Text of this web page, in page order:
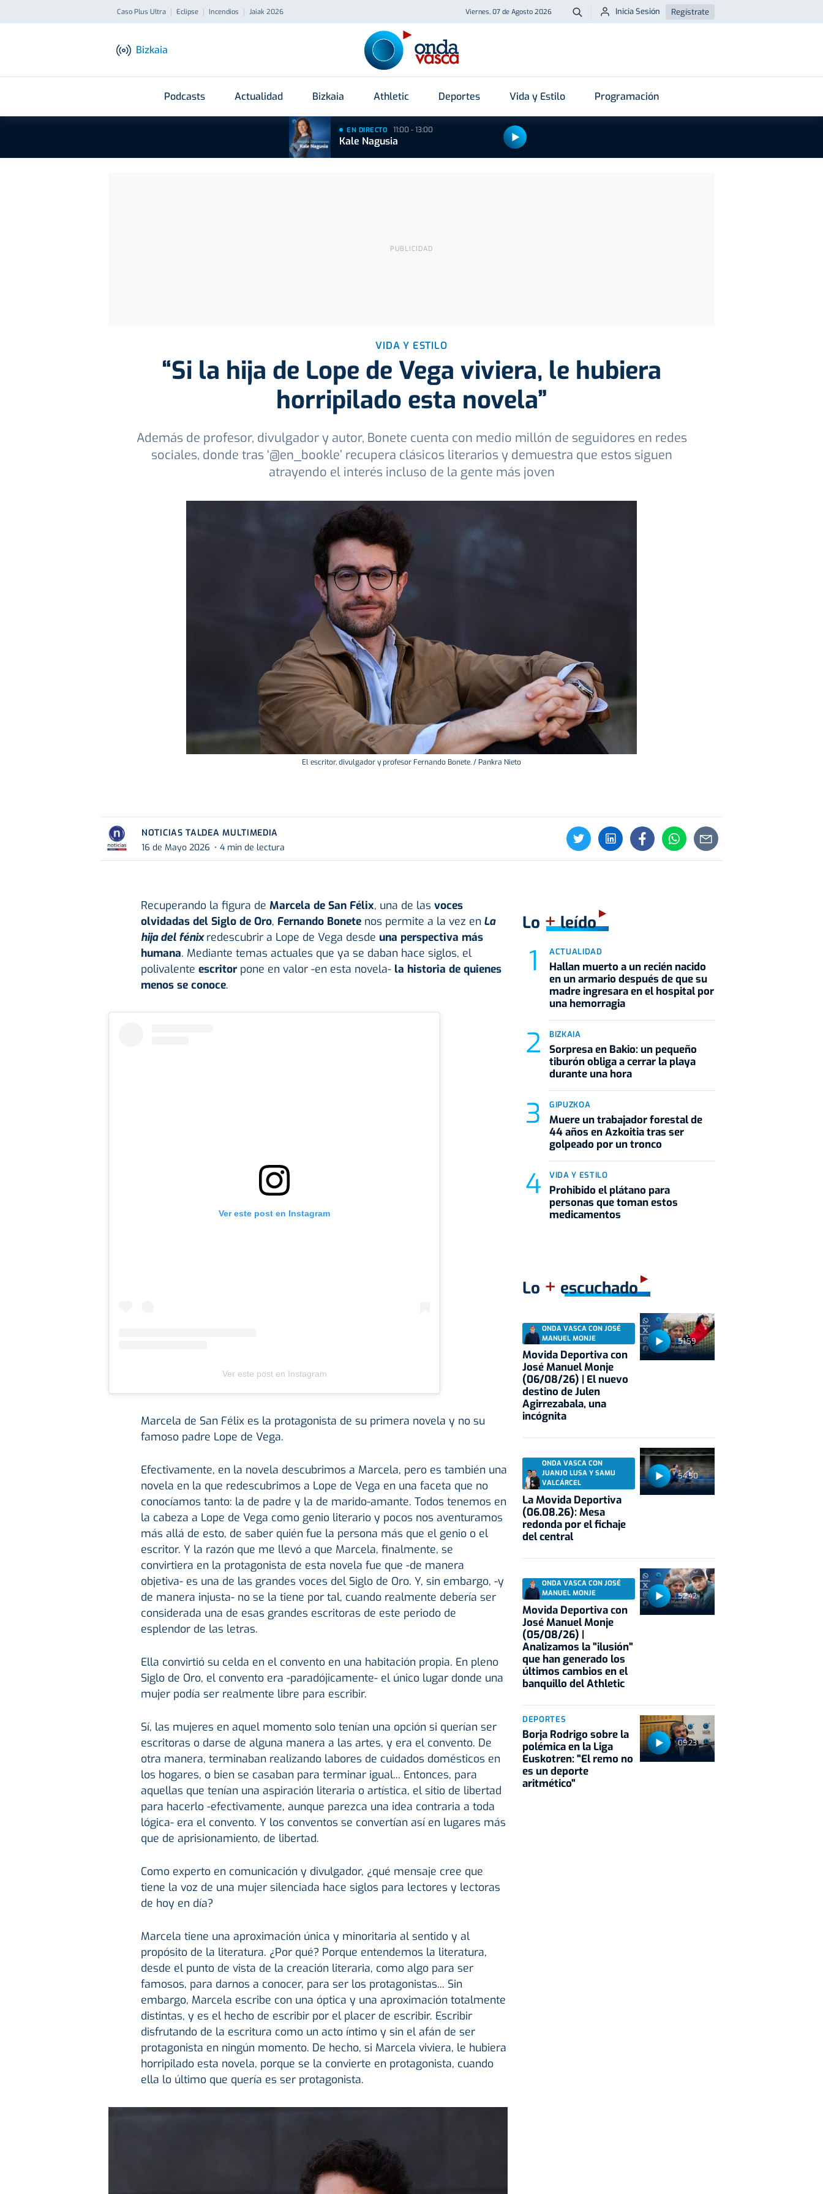
Caso Plus Ultra Eclipse Incendios Jaiak 2026 Viernes, 07 de Agosto 2026 Buscar
Inicia Sesión Regístrate
Bizkaia
Podcasts Actualidad Bizkaia Athletic Deportes Vida y Estilo Programación
EN DIRECTO 11:00 - 13:00
Kale Nagusia
VIDA Y ESTILO
“Si la hija de Lope de Vega viviera, le hubiera
horripilado esta novela”
Además de profesor, divulgador y autor, Bonete cuenta con medio millón de seguidores en redes
sociales, donde tras ‘@en_bookle’ recupera clásicos literarios y demuestra que estos siguen
atrayendo el interés incluso de la gente más joven
El escritor, divulgador y profesor Fernando Bonete. / Pankra Nieto
NOTICIAS TALDEA MULTIMEDIA
16 de Mayo 2026
4 min de lectura
Recuperando la figura de Marcela de San Félix, una de las voces
olvidadas del Siglo de Oro, Fernando Bonete nos permite a la vez en La
hija del fénixredescubrir a Lope de Vega desde una perspectiva más
humana. Mediante temas actuales que ya se daban hace siglos, el
polivalente escritor pone en valor -en esta novela- la historia de quienes
menos se conoce.
Ver este post en Instagram
Ver este post en Instagram
Marcela de San Félix es la protagonista de su primera novela y no su
famoso padre Lope de Vega.
Efectivamente, en la novela descubrimos a Marcela, pero es también una
novela en la que redescubrimos a Lope de Vega en una faceta que no
conocíamos tanto: la de padre y la de marido-amante. Todos tenemos en
la cabeza a Lope de Vega como genio literario y pocos nos aventuramos
más allá de esto, de saber quién fue la persona más que el genio o el
escritor. Y la razón que me llevó a que Marcela, finalmente, se
convirtiera en la protagonista de esta novela fue que -de manera
objetiva- es una de las grandes voces del Siglo de Oro. Y, sin embargo, -y
de manera injusta- no se la tiene por tal, cuando realmente debería ser
considerada una de esas grandes escritoras de este periodo de
esplendor de las letras.
Ella convirtió su celda en el convento en una habitación propia. En pleno
Siglo de Oro, el convento era -paradójicamente- el único lugar donde una
mujer podía ser realmente libre para escribir.
Sí, las mujeres en aquel momento solo tenían una opción si querían ser
escritoras o darse de alguna manera a las artes, y era el convento. De
otra manera, terminaban realizando labores de cuidados domésticos en
los hogares, o bien se casaban para terminar igual... Entonces, para
aquellas que tenían una aspiración literaria o artística, el sitio de libertad
para hacerlo -efectivamente, aunque parezca una idea contraria a toda
lógica- era el convento. Y los conventos se convertían así en lugares más
que de aprisionamiento, de libertad.
Como experto en comunicación y divulgador, ¿qué mensaje cree que
tiene la voz de una mujer silenciada hace siglos para lectores y lectoras
de hoy en día?
Marcela tiene una aproximación única y minoritaria al sentido y al
propósito de la literatura. ¿Por qué? Porque entendemos la literatura,
desde el punto de vista de la creación literaria, como algo para ser
famosos, para darnos a conocer, para ser los protagonistas... Sin
embargo, Marcela escribe con una óptica y una aproximación totalmente
distintas, y es el hecho de escribir por el placer de escribir. Escribir
disfrutando de la escritura como un acto íntimo y sin el afán de ser
protagonista en ningún momento. De hecho, si Marcela viviera, le hubiera
horripilado esta novela, porque se la convierte en protagonista, cuando
ella lo último que quería es ser protagonista.
Lo +leído
ACTUALIDAD
Hallan muerto a un recién nacido
en un armario después de que su
madre ingresara en el hospital por
una hemorragia
BIZKAIA
Sorpresa en Bakio: un pequeño
tiburón obliga a cerrar la playa
durante una hora
GIPUZKOA
Muere un trabajador forestal de
44 años en Azkoitia tras ser
golpeado por un tronco
VIDA Y ESTILO
Prohibido el plátano para
personas que toman estos
medicamentos
Lo + escuchado
51:59
ONDA VASCA CON JOSÉ
MANUEL MONJE
Movida Deportiva con
José Manuel Monje
(06/08/26) | El nuevo
destino de Julen
Agirrezabala, una
incógnita
54:50
ONDA VASCA CON
JUANJO LUSA Y SAMU
VALCÁRCEL
La Movida Deportiva
(06.08.26): Mesa
redonda por el fichaje
del central
52:42
ONDA VASCA CON JOSÉ
MANUEL MONJE
Movida Deportiva con
José Manuel Monje
(05/08/26) |
Analizamos la "ilusión"
que han generado los
últimos cambios en el
banquillo del Athletic
09:23
DEPORTES
Borja Rodrigo sobre la
polémica en la Liga
Euskotren: "El remo no
es un deporte
aritmético"